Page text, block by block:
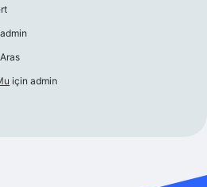
admin
Aras
için admin